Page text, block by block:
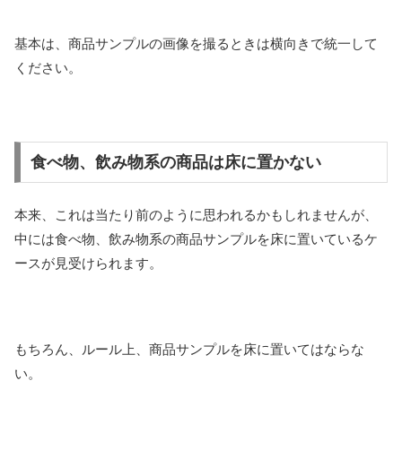
基本は、商品サンプルの画像を撮るときは横向きで統一して
ください。
食べ物、飲み物系の商品は床に置かない
本来、これは当たり前のように思われるかもしれませんが、
中には食べ物、飲み物系の商品サンプルを床に置いているケ
ースが見受けられます。
もちろん、ルール上、商品サンプルを床に置いてはならな
い。